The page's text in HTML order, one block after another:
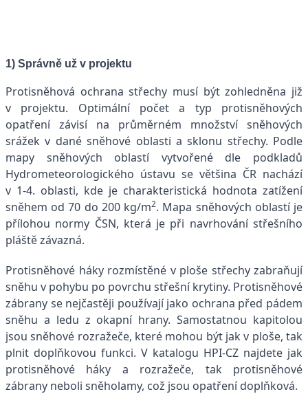
1) Správně už v projektu
Protisněhová ochrana střechy musí být zohledněna již
v projektu. Optimální počet a typ protisněhových
opatření závisí na průměrném množství sněhových
srážek v dané sněhové oblasti a sklonu střechy. Podle
mapy sněhových oblastí vytvořené dle podkladů
Hydrometeorologického ústavu se většina ČR nachází
v 1-4. oblasti, kde je charakteristická hodnota zatížení
sněhem od 70 do 200 kg/m2. Mapa sněhových oblastí je
přílohou normy ČSN, která je při navrhování střešního
pláště závazná.
Protisněhové háky rozmístěné v ploše střechy zabraňují
sněhu v pohybu po povrchu střešní krytiny. Protisněhové
zábrany se nejčastěji používají jako ochrana před pádem
sněhu a ledu z okapní hrany. Samostatnou kapitolou
jsou sněhové rozražeče, které mohou být jak v ploše, tak
plnit doplňkovou funkci. V katalogu HPI-CZ najdete jak
protisněhové háky a rozražeče, tak protisněhové
zábrany neboli sněholamy, což jsou opatření doplňková.